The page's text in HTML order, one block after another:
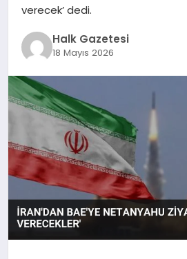
MAGAZIN
SIYASET
SPOR
TEKNOLOJI
verecek’ dedi.
Halk Gazetesi
18 Mayıs 2026